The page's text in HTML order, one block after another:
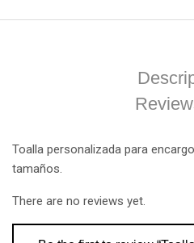
Toalla personalizada para
tamaños.
There are no reviews yet.